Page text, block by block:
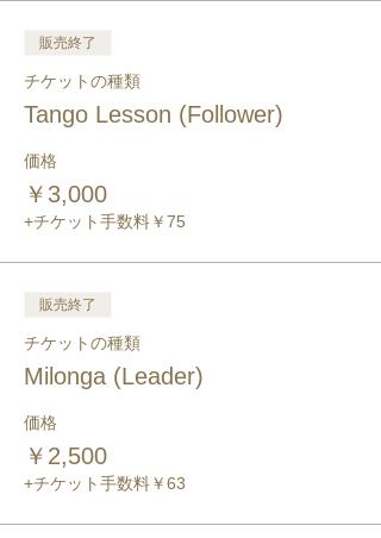
販売終了
チケットの種類
Tango Lesson (Follower)
価格
￥3,000
+チケット手数料￥75
販売終了
チケットの種類
Milonga (Leader)
価格
￥2,500
+チケット手数料￥63